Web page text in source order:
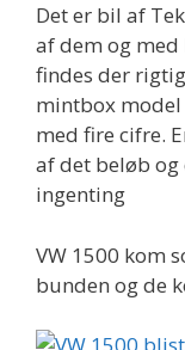
Det er bil af
af dem og
findes der
mintbox
med fire cifre.
af det beløb
ingenting
VW 1500 kom
bunden og de